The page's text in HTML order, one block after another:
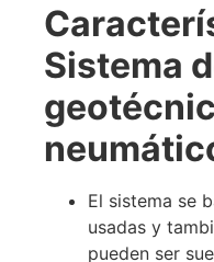
Sistema
El sistema se
usadas y
pueden ser